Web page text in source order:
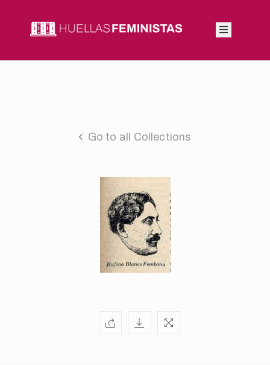
Inicio
Go to all Collections